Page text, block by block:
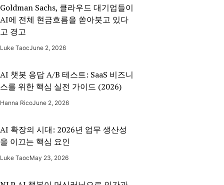
Goldman Sachs, 클라우드 대기업들이
AI에 전체 현금흐름을 쏟아붓고 있다
고 경고
Luke TaocJune 2, 2026
AI 챗봇 응답 A/B 테스트: SaaS 비즈니
스를 위한 핵심 실전 가이드 (2026)
Hanna RicoJune 2, 2026
AI 확장의 시대: 2026년 업무 생산성
을 이끄는 핵심 요인
Luke TaocMay 23, 2026